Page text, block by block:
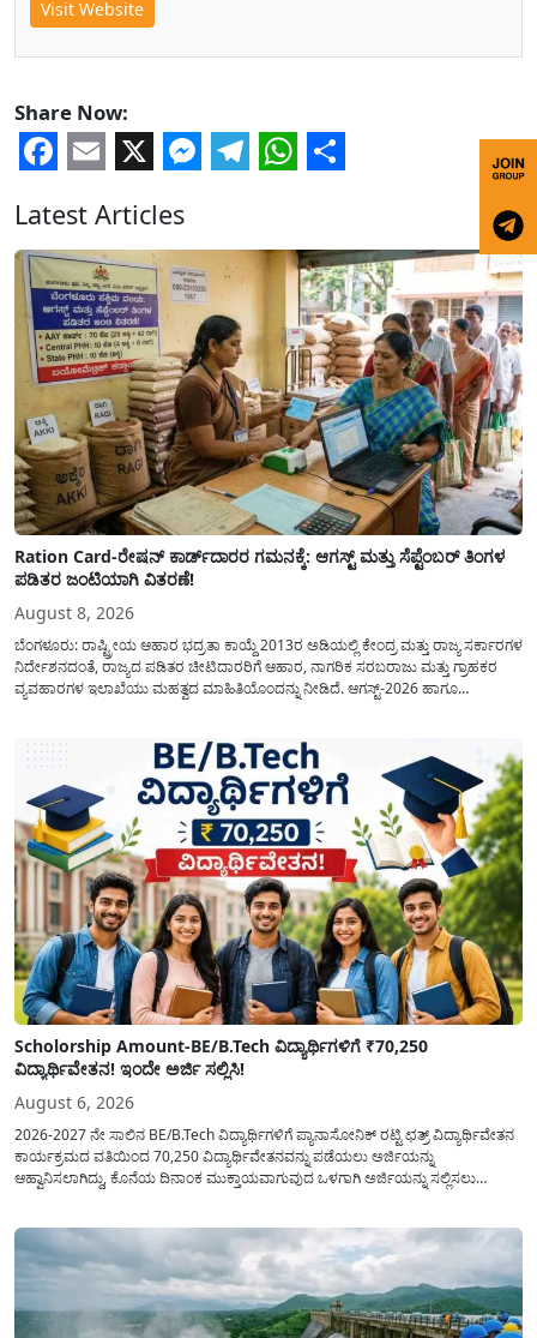
Visit Website
Share Now:
Facebook
Email
X Messenger
Telegram
WhatsApp
Share
Latest Articles
Ration Card-ರೇಷನ್ ಕಾರ್ಡ್‍ದಾರರ ಗಮನಕ್ಕೆ: ಆಗಸ್ಟ್ ಮತ್ತು ಸೆಪ್ಟೆಂಬರ್ ತಿಂಗಳ
ಪಡಿತರ ಜಂಟಿಯಾಗಿ ವಿತರಣೆ!
August 8, 2026
ಬೆಂಗಳೂರು: ರಾಷ್ಟ್ರೀಯ ಆಹಾರ ಭದ್ರತಾ ಕಾಯ್ದೆ 2013ರ ಅಡಿಯಲ್ಲಿ ಕೇಂದ್ರ ಮತ್ತು ರಾಜ್ಯ ಸರ್ಕಾರಗಳ
ನಿರ್ದೇಶನದಂತೆ, ರಾಜ್ಯದ ಪಡಿತರ ಚೀಟಿದಾರರಿಗೆ ಆಹಾರ, ನಾಗರಿಕ ಸರಬರಾಜು ಮತ್ತು ಗ್ರಾಹಕರ
ವ್ಯವಹಾರಗಳ ಇಲಾಖೆಯು ಮಹತ್ವದ ಮಾಹಿತಿಯೊಂದನ್ನು ನೀಡಿದೆ. ಆಗಸ್ಟ್-2026 ಹಾಗೂ
Scholorship Amount-BE/B.Tech ವಿದ್ಯಾರ್ಥಿಗಳಿಗೆ ₹70,250
ವಿದ್ಯಾರ್ಥಿವೇತನ! ಇಂದೇ ಅರ್ಜಿ ಸಲ್ಲಿಸಿ!
August 6, 2026
2026-2027 ನೇ ಸಾಲಿನ BE/B.Tech ವಿದ್ಯಾರ್ಥಿಗಳಿಗೆ ಪ್ಯಾನಾಸೋನಿಕ್ ರಟ್ಟಿ ಛತ್ರ್ ವಿದ್ಯಾರ್ಥಿವೇತನ
ಕಾರ್ಯಕ್ರಮದ ವತಿಯಿಂದ 70,250 ವಿದ್ಯಾರ್ಥಿವೇತನವನ್ನು ಪಡೆಯಲು ಅರ್ಜಿಯನ್ನು
ಆಹ್ವಾನಿಸಲಾಗಿದ್ದು, ಕೊನೆಯ ದಿನಾಂಕ ಮುಕ್ತಾಯವಾಗುವುದ ಒಳಗಾಗಿ ಅರ್ಜಿಯನ್ನು ಸಲ್ಲಿಸಲು
ಜಾರಿಗೆ...